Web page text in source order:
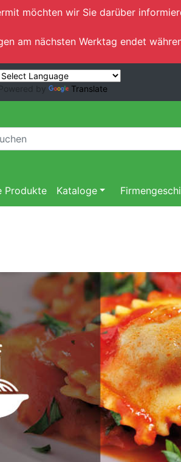
möchten wir Sie darüber
am nächsten Werktag endet
Powered by Translate
Produkte Kataloge